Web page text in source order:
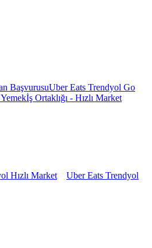
BaşvurusuUber Eats Trendyol Go
İş Ortaklığı - Hızlı Market
Hızlı Market
Uber Eats Trendyol